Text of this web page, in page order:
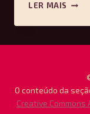
LER MAIS
–
O conteúdo da
Creative